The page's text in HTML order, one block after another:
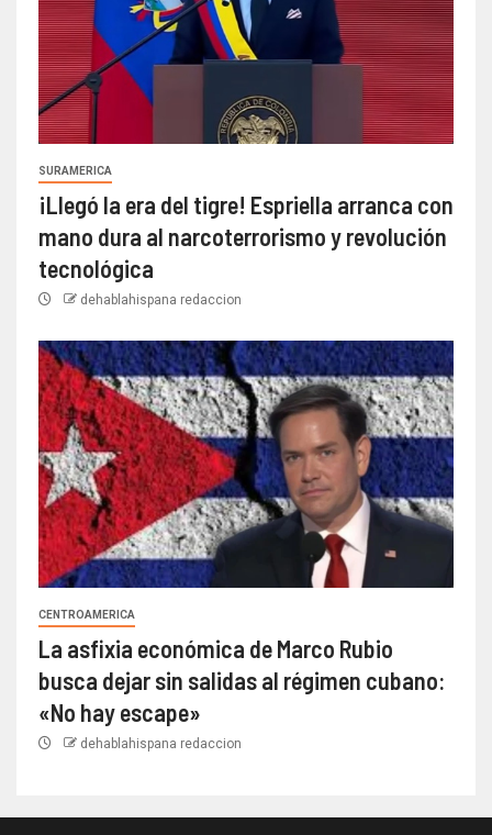
SURAMERICA
¡Llegó la era del tigre! Espriella arranca con
mano dura al narcoterrorismo y revolución
tecnológica
dehablahispana redaccion
CENTROAMERICA
La asfixia económica de Marco Rubio
busca dejar sin salidas al régimen cubano:
«No hay escape»
dehablahispana redaccion